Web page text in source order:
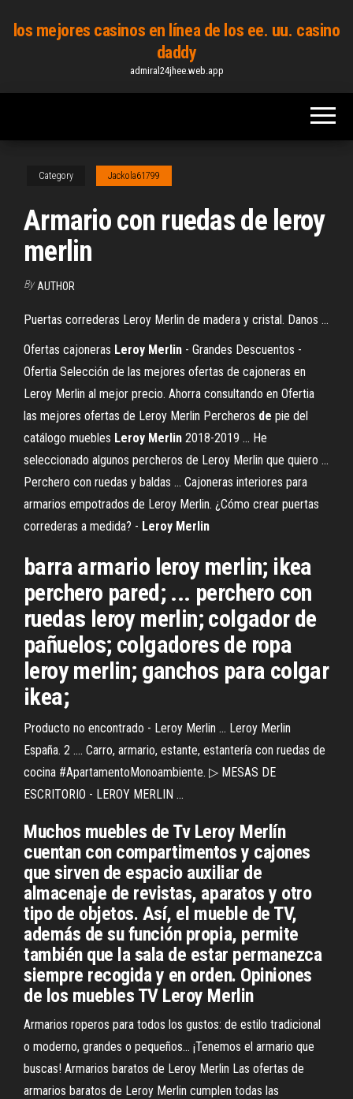
los mejores casinos en línea de los ee. uu. casino
daddy
admiral24jhee.web.app
Category Jackola61799
Armario con ruedas de leroy
merlin
By AUTHOR
Puertas correderas Leroy Merlin de madera y cristal. Danos ...
Ofertas cajoneras Leroy Merlin - Grandes Descuentos -
Ofertia Selección de las mejores ofertas de cajoneras en
Leroy Merlin al mejor precio. Ahorra consultando en Ofertia
las mejores ofertas de Leroy Merlin Percheros de pie del
catálogo muebles Leroy Merlin 2018-2019 ... He
seleccionado algunos percheros de Leroy Merlin que quiero ...
Perchero con ruedas y baldas ... Cajoneras interiores para
armarios empotrados de Leroy Merlin. ¿Cómo crear puertas
correderas a medida? - Leroy Merlin
barra armario leroy merlin; ikea
perchero pared; ... perchero con
ruedas leroy merlin; colgador de
pañuelos; colgadores de ropa
leroy merlin; ganchos para colgar
ikea;
Producto no encontrado - Leroy Merlin ... Leroy Merlin
España. 2 .... Carro, armario, estante, estantería con ruedas de
cocina #ApartamentoMonoambiente. ▷ MESAS DE
ESCRITORIO - LEROY MERLIN ...
Muchos muebles de Tv Leroy Merlín
cuentan con compartimentos y cajones
que sirven de espacio auxiliar de
almacenaje de revistas, aparatos y otro
tipo de objetos. Así, el mueble de TV,
además de su función propia, permite
también que la sala de estar permanezca
siempre recogida y en orden. Opiniones
de los muebles TV Leroy Merlin
Armarios roperos para todos los gustos: de estilo tradicional
o moderno, grandes o pequeños… ¡Tenemos el armario que
buscas! Armarios baratos de Leroy Merlin Las ofertas de
armarios baratos de Leroy Merlin cumplen todas las